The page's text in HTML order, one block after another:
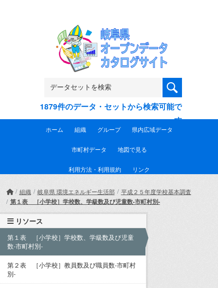
1879件のデータ・セットから検索可能で
す
ホーム 組織 グループ 県内広域データ
市町村データ 地図で見る
利用方法・利用規約 リンク
組織 岐阜県 環境エネルギー生活部 平成２５年度学校基本調査
第１表 ［小学校］学校数、学級数及び児童数-市町村別-
リソース
第１表 ［小学校］学校数、学級数及び児童
数-市町村別-
第２表 ［小学校］教員数及び職員数-市町村
別-